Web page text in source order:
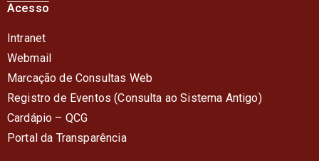
Acesso
Intranet
Webmail
Marcação de Consultas Web
Registro de Eventos (Consulta ao Sistema Antigo)
Cardápio – QCG
Portal da Transparência